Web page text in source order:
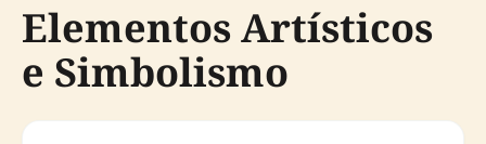
Elementos Artísticos
e Simbolismo